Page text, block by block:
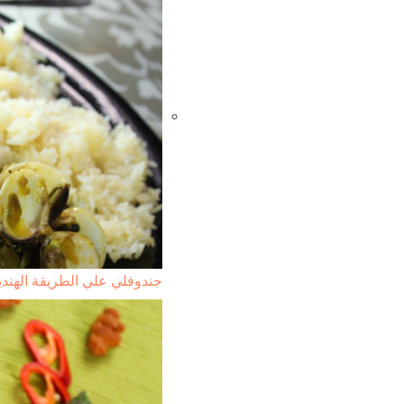
جندوفلي علي الطريقة